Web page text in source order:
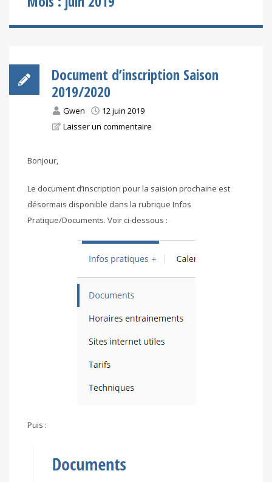
Document d’inscription Saison
2019/2020
Gwen
12 juin 2019
Laisser un commentaire
Bonjour,
Le document d’inscription pour la saision prochaine est
désormais disponible dans la rubrique Infos
Pratique/Documents. Voir ci-dessous :
Puis :